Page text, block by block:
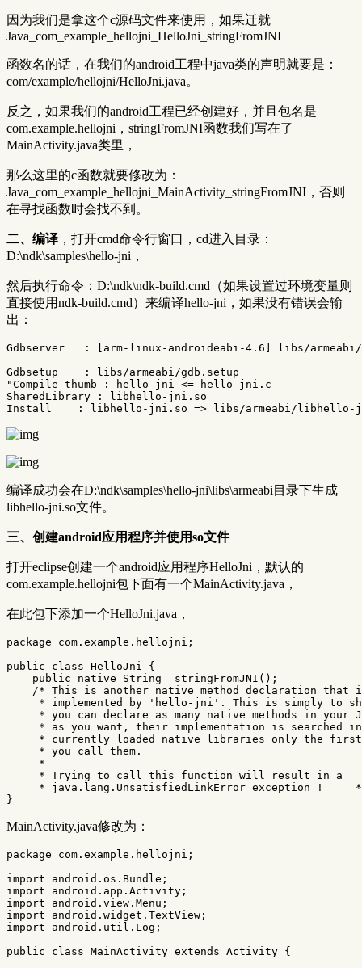
因为我们是拿这个c源码文件来使用，如果迁就
Java_com_example_hellojni_HelloJni_stringFromJNI
函数名的话，在我们的android工程中java类的声明就要是：
com/example/hellojni/HelloJni.java。
反之，如果我们的android工程已经创建好，并且包名是
com.example.hellojni，stringFromJNI函数我们写在了
MainActivity.java类里，
那么这里的c函数就要修改为：
Java_com_example_hellojni_MainActivity_stringFromJNI，否则
在寻找函数时会找不到。
二、编译 ，打开cmd命令行窗口，cd进入目录：
D:\ndk\samples\hello-jni，
然后执行命令：D:\ndk\ndk-build.cmd（如果设置过环境变量则
直接使用ndk-build.cmd）来编译hello-jni，如果没有错误会输
出：
Gdbserver   : [arm-linux-androideabi-4.6] libs/armeabi/
Gdbsetup    : libs/armeabi/gdb.setup
"Compile thumb : hello-jni <= hello-jni.c
SharedLibrary : libhello-jni.so
编译成功会在D:\ndk\samples\hello-jni\libs\armeabi目录下生成
libhello-jni.so文件。
三、创建android应用程序并使用so文件
打开eclipse创建一个android应用程序HelloJni，默认的
com.example.hellojni包下面有一个MainActivity.java，
在此包下添加一个HelloJni.java，
package com.example.hellojni ;
public
class HelloJni
{
public
native String stringFromJNI ();
/* This is another native method declaration
* implemented by 'hello-jni'. This is simply
* you can declare as many native methods in
* as you want, their implementation is
* currently loaded native libraries only the
     * you call them.
     *
* Trying to call this function will result
* java.lang.UnsatisfiedLinkError exception !
}
MainActivity.java修改为：
package com.example.hellojni ;
import
android.os.Bundle ;
import
android.app.Activity ;
import
android.view.Menu ;
import
android.widget.TextView ;
import
android.util.Log ;
public
class MainActivity extends Activity {